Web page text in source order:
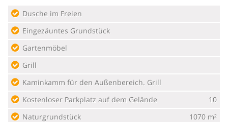
Dusche im Freien
Eingezäuntes Grundstück
Gartenmöbel
Grill
Kaminkamm für den Außenbereich. Grill
Kostenloser Parkplatz auf dem Gelände
10
Naturgrundstück
1070 m²